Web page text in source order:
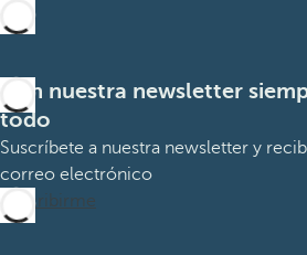
Con nuestra newsletter
todo
Suscríbete a nuestra newsletter y
correo electrónico
Suscribirme